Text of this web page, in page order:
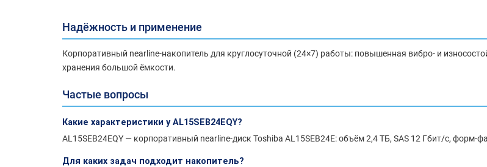
Надёжность и применение
Корпоративный nearline-накопитель для круглосуточной (24×7) работы: повышенная вибро- и
хранения большой ёмкости.
Частые вопросы
Какие характеристики у AL15SEB24EQY?
AL15SEB24EQY — корпоративный nearline-диск Toshiba AL15SEB24E: объём 2,4 ТБ, SAS 12 Гбит/с, форм-
Для каких задач подходит накопитель?